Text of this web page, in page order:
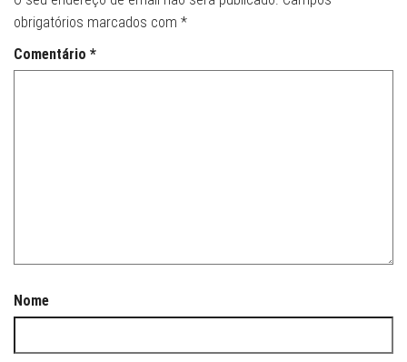
obrigatórios marcados com *
Comentário *
Nome